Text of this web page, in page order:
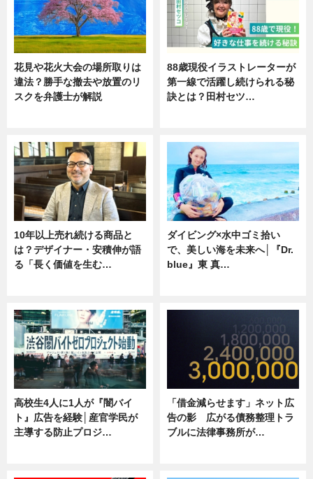
花見や花火大会の場所取りは
違法？勝手な撤去や放置のリ
スクを弁護士が解説
88歳現役イラストレーターが
第一線で活躍し続けられる秘
訣とは？田村セツ…
10年以上売れ続ける商品と
は？デザイナー・安積伸が語
る「長く価値を生む…
ダイビング×水中ゴミ拾い
で、美しい海を未来へ│『Dr.
blue』東 真…
高校生4人に1人が『闇バイ
ト』広告を経験│産官学民が
主導する防止プロジ…
「借金減らせます」ネット広
告の影 広がる債務整理トラ
ブルに法律事務所が…